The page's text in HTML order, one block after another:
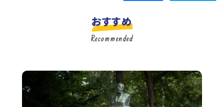
おすすめ
Recommended